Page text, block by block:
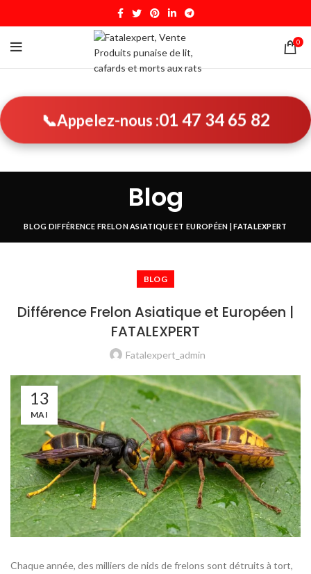
0
📞 Appelez-nous :01 47 34 65 82
Blog
BLOG DIFFÉRENCE FRELON ASIATIQUE ET EUROPÉEN | FATALEXPERT
BLOG
Différence Frelon Asiatique et Européen |
FATALEXPERT
Fatalexpert_admin
13
MAI
Chaque année, des milliers de nids de frelons sont détruits à tort,